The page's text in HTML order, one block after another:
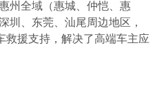
州全域（惠城、仲恺、惠
圳、东莞、汕尾周边地区，
救援支持，解决了高端车主应